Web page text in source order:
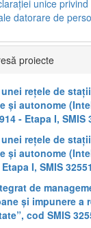
unice
datorare de
proiecte
unei rețele de
și autonome
- Etapa I, SMIS
unei rețele de
și autonome
Etapa I, SMIS
de
și impunere a
cod SMIS